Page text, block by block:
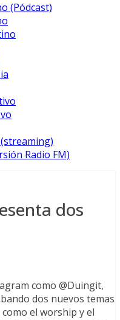
(Pódcast)
Radio FM)
dos
como @Duingit,
dos nuevos temas
el worship y el